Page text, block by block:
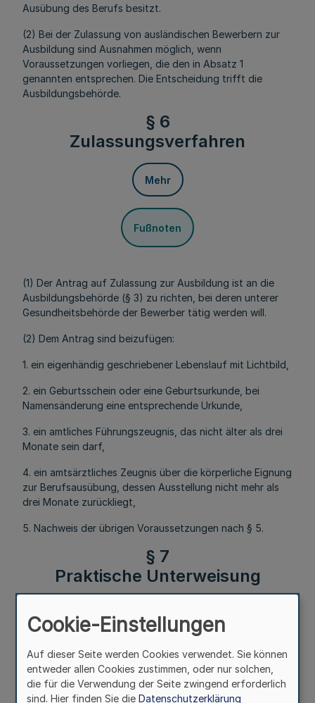
Ausübung des Berufs besitzt.
(2) Bei der Zulassung von ausländischen Bewerbern zur
Ausbildung sind Ausnahmen möglich, wenn
Voraussetzungen vorliegen, die den in Absatz 1
genannten entsprechen. Die Entscheidung trifft die
Ausbildungsbehörde.
§ 6
Zulassungsverfahren
Mehr
Fußnoten
(1) Der Antrag auf Zulassung zur Ausbildung ist an die
Ausbildungsbehörde (§ 3) zu richten, bei deren unterer
Gesundheitsbehörde der Bewerber tätig werden will.
(2) Dem Antrag sind beizufügen:
1. ein eigenhändig geschriebener Lebenslauf mit Lichtbild,
2. ein Geburtsschein oder eine Geburtsurkunde, bei
Namensänderung eine entsprechende Urkunde,
3. ein amtliches Führungszeugnis, das nicht älter als drei
Monate sein darf,
4. ein amtsärztliches Zeugnis über die körperliche Eignung
zur Berufsausübung, dessen Ausstellung nicht mehr als
drei Monate zurückliegt,
5. Nachweis der übrigen Voraussetzungen nach § 5.
§ 7
Praktische Unterweisung
Mehr
Fußnoten
Cookie-Einstellungen
Auf dieser Seite werden Cookies verwendet. Sie können
entweder allen Cookies zustimmen, oder nur solchen,
die für die Verwendung der Seite zwingend erforderlich
sind. Hier finden Sie die Datenschutzerklärung